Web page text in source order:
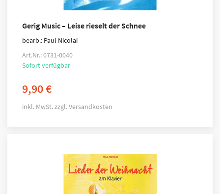
Gerig Music – Leise rieselt der Schnee
bearb.: Paul Nicolai
Art.Nr.: 0731-0040
Sofort verfügbar
9,90€
inkl. MwSt.zzgl.Versandkosten